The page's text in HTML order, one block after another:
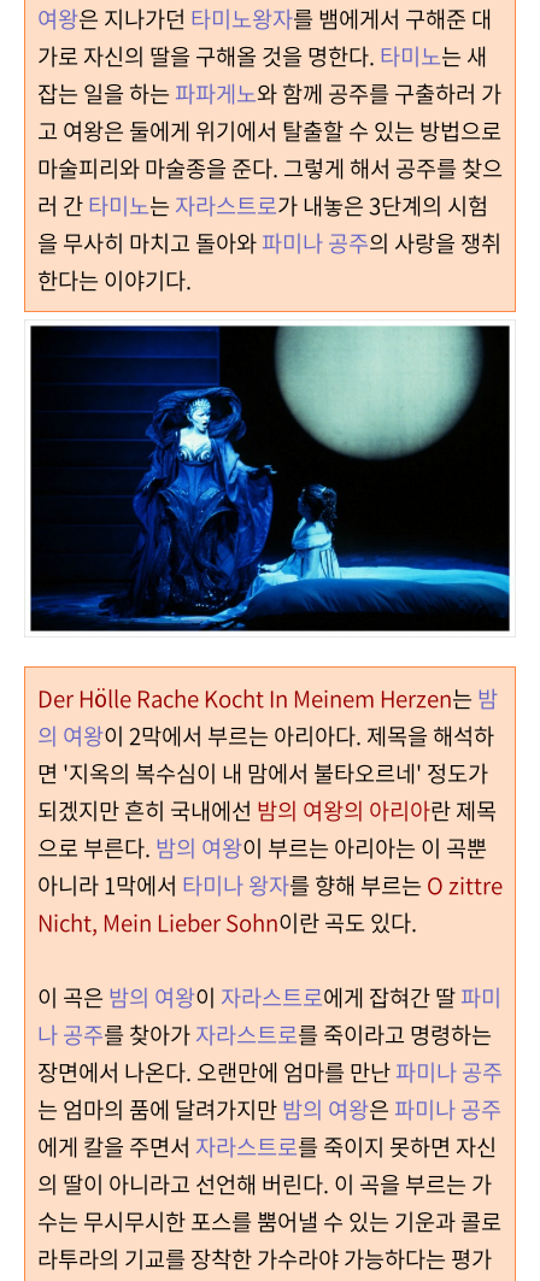
여왕은 지나가던 타미노왕자를 뱀에게서 구해준 대
가로 자신의 딸을 구해올 것을 명한다. 타미노는 새
잡는 일을 하는 파파게노와 함께 공주를 구출하러 가
고 여왕은 둘에게 위기에서 탈출할 수 있는 방법으로
마술피리와 마술종을 준다. 그렇게 해서 공주를 찾으
러 간타미노는 자라스트로가 내놓은 3단계의 시험
을 무사히 마치고 돌아와파미나 공주의 사랑을 쟁취
한다는 이야기다.
Der Hölle Rache Kocht In Meinem Herzen는 밤
의 여왕이 2막에서 부르는 아리아다. 제목을 해석하
면 '지옥의 복수심이 내 맘에서 불타오르네' 정도가
되겠지만 흔히 국내에선 밤의 여왕의 아리아란 제목
으로 부른다. 밤의 여왕이 부르는 아리아는 이 곡뿐
아니라 1막에서 타미나 왕자를 향해 부르는 O zittre
Nicht, Mein Lieber Sohn이란 곡도 있다.
이 곡은 밤의 여왕이 자라스트로에게 잡혀간 딸파미
나 공주를 찾아가자라스트로를 죽이라고 명령하는
장면에서 나온다. 오랜만에 엄마를 만난파미나 공주
는 엄마의 품에 달려가지만밤의 여왕은 파미나 공주
에게 칼을 주면서 자라스트로를 죽이지 못하면 자신
의 딸이 아니라고 선언해 버린다. 이 곡을 부르는 가
수는 무시무시한 포스를 뿜어낼 수 있는 기운과 콜로
라투라의 기교를 장착한 가수라야 가능하다는 평가